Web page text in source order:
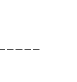
ーーーー